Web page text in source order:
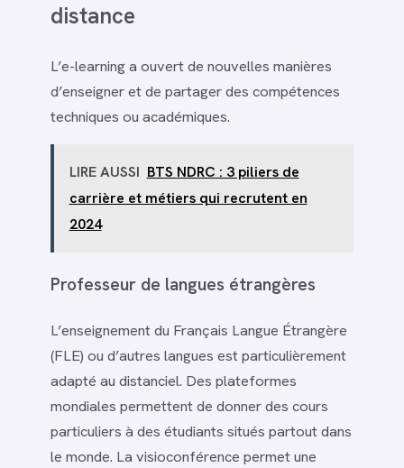
distance
L’e-learning a ouvert de nouvelles manières
d’enseigner et de partager des compétences
techniques ou académiques.
LIRE AUSSI BTS NDRC : 3 piliers de
carrière et métiers qui recrutent en
2024
Professeur de langues étrangères
L’enseignement du Français Langue Étrangère
(FLE) ou d’autres langues est particulièrement
adapté au distanciel. Des plateformes
mondiales permettent de donner des cours
particuliers à des étudiants situés partout dans
le monde. La visioconférence permet une